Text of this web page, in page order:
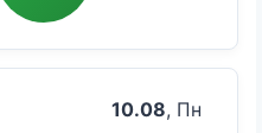
10.08, Пн